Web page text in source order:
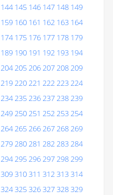
144 145 146 147 148 149
159 160 161 162 163 164
174 175 176 177 178 179
189 190 191 192 193 194
204205206207208209
219220221 222223224
234235236237238239
249250251 252253254
264265266267268269
279280281 282283284
294295296297298299
309310311 312313314
324325326327328329